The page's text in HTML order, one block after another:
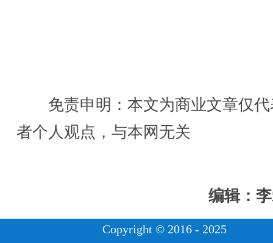
免责申明：本文为商业文章仅代
者个人观点，与本网无关
编辑：
Copyright © 2016 - 2025